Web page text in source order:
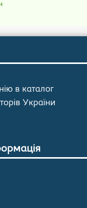
в каталог
України